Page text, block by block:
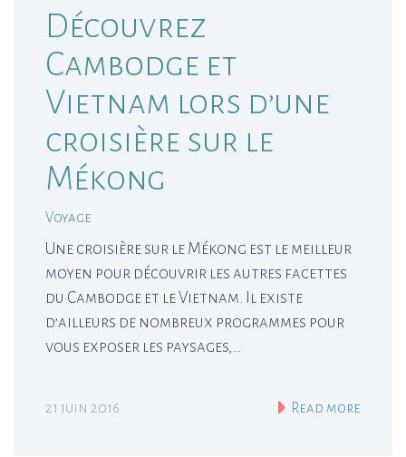
Découvrez
Cambodge et
Vietnam lors d’une
croisière sur le
Mékong
Voyage
Une croisière sur le Mékong est le meilleur
moyen pour découvrir les autres facettes
du Cambodge et le Vietnam. Il existe
d’ailleurs de nombreux programmes pour
vous exposer les paysages,…
21 juin 2016 Read more